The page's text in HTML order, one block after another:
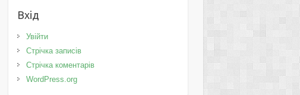
Вхід
Увійти
Стрічка записів
Стрічка коментарів
WordPress.org